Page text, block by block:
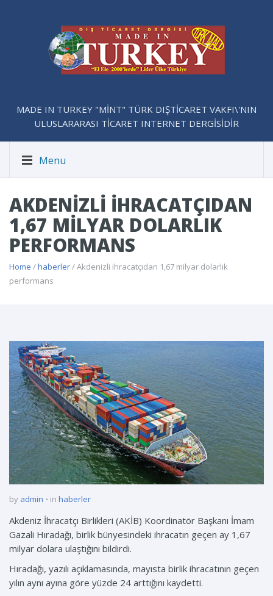
MADE IN TURKEY "MİNT" TÜRK DIŞTİCARET VAKFI\'NIN
ULUSLARARASI TİCARET INTERNET DERGİSİDİR
Menu
AKDENIZLI IHRACATÇIDAN
1,67 MILYAR DOLARLIK
PERFORMANS
Home /haberler/ Akdenizli ihracatçıdan 1,67 milyar dolarlık
performans
by admin in haberler
Akdeniz İhracatçı Birlikleri (AKİB) Koordinatör Başkanı İmam
Gazali Hıradağı, birlik bünyesindeki ihracatın geçen ay 1,67
milyar dolara ulaştığını bildirdi.
Hıradağı, yazılı açıklamasında, mayısta birlik ihracatının geçen
yılın aynı ayına göre yüzde 24 arttığını kaydetti.